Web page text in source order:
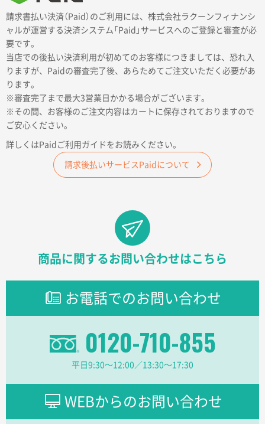
請求書払い決済（Paid）のご利用には、株式会社ラクーンフィナンシ
ャルが運営する決済システム「Paid」サービスへのご登録と審査が必
要です。
当店での後払い決済利用が初めてのお客様につきましては、恐れ入
りますが、Paidの審査完了後、あらためてご注文いただく必要があ
ります。
※審査完了まで最大3営業日かかる場合がございます。
※その間、お客様のご注文内容はカートに保存されておりますので
ご安心ください。
詳しくはPaidご利用ガイドをお読みください。
請求後払いサービスPaidについて
商品に関するお問い合わせはこちら
お電話でのお問い合わせ
0120-710-855
平日9:30〜12:00／13:30〜17:30
WEBからのお問い合わせ